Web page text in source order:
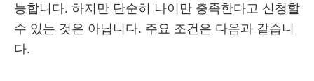
능합니다. 하지만 단순히 나이만 충족한다고 신청할
수 있는 것은 아닙니다. 주요 조건은 다음과 같습니
다.